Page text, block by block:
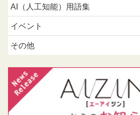
AI（人工知能）用語集
イベント
その他